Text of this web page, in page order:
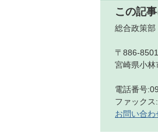
この記
総合政策
〒886-8501
宮崎県小
電話番号
ファックス
お問い合わ